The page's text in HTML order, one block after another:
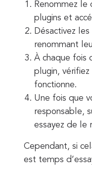
Renommez le
plugins et
Désactivez
renommant
À chaque fois
plugin,
fonctionne.
Une fois que
responsable,
essayez de le
Cependant, si
est temps